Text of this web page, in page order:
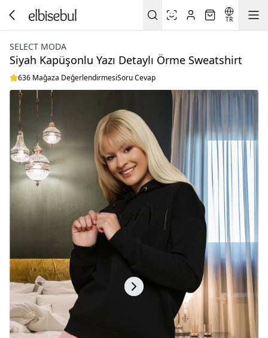
TR
SELECT MODA
Siyah Kapüşonlu Yazı Detaylı Örme Sweatshirt
636 Mağaza DeğerlendirmesiSoru Cevap